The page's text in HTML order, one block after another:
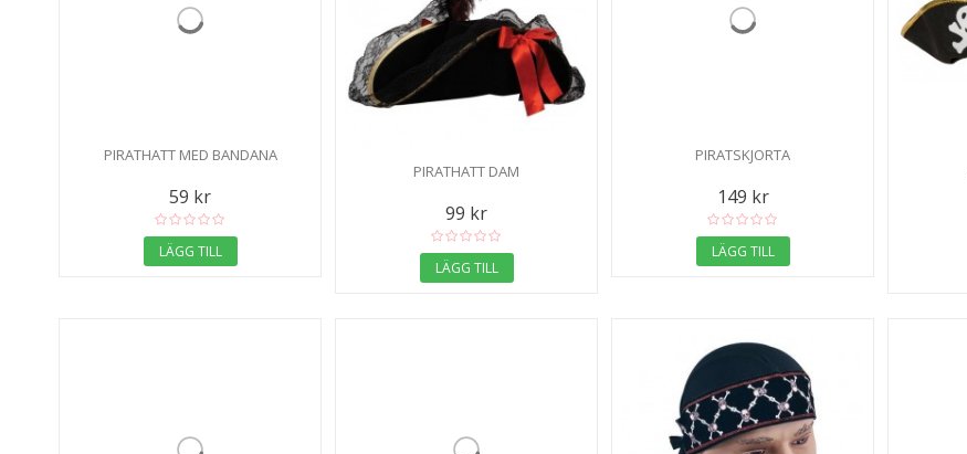
PIRATHATT MED BANDANA
59 kr
LÄGG TILL
PIRATHATT DAM
99 kr
LÄGG TILL
PIRATSKJORTA
149 kr
LÄGG TILL